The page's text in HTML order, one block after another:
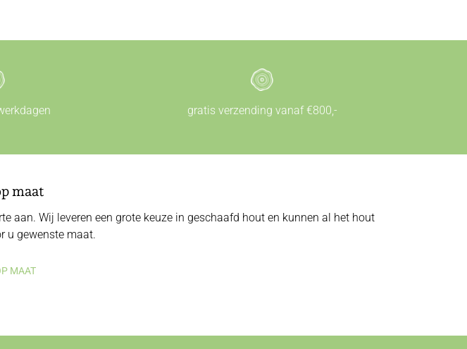
gratis verzending vanaf €800,-
maat
aan. Wij leveren een grote keuze in geschaafd hout en kunnen al het hout
u gewenste maat.
MAAT